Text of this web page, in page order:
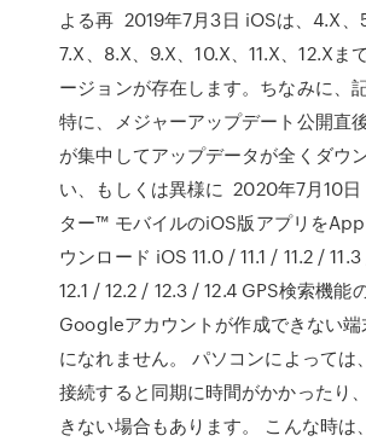
よる再 2019年7月3日 iOSは、4.X、
7.X、8.X、9.X、10.X、11.X、12.Xま
ージョンが存在します。ちなみに、
特に、メジャーアップデート公開直
が集中してアップデータが全くダウ
い、もしくは異様に 2020年7月10日
ター™ モバイルのiOS版アプリを
ウンロード iOS 11.0 / 11.1 / 11.2 /
12.1 / 12.2 / 12.3 / 12.4 GPS検索機能
Googleアカウントが作成できない端
になれません。 パソコンによっては
接続すると同期に時間がかかったり
きない場合もあります。 こんな時は